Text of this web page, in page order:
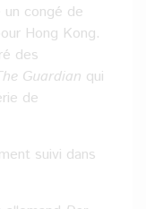
un congé de
Hong Kong.
des
Guardian qui
de
suivi dans